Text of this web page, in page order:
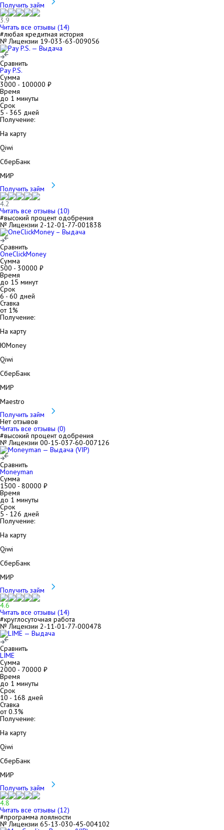
Получить займ
3.9
Читать все отзывы (14)
#любая кредитная история
№ Лицензии 19-033-63-009056
Сравнить
Pay P.S.
Сумма
3000 - 100000 ₽
Время
до 1 минуты
Срок
5- 365 дней
Получение:
На карту
Qiwi
СберБанк
МИР
Получить займ
4.2
Читать все отзывы (10)
#высокий процент одобрения
№ Лицензии 2-12-01-77-001838
Сравнить
OneClickMoney
Сумма
500 - 30000 ₽
Время
до 15 минут
Срок
6- 60 дней
Ставка
от 1%
Получение:
На карту
ЮMoney
Qiwi
СберБанк
МИР
Maestro
Получить займ
Нет отзывов
Читать все отзывы (0)
#высокий процент одобрения
№ Лицензии 00-15-037-60-007126
Сравнить
Moneyman
Сумма
1500 - 80000 ₽
Время
до 1 минуты
Срок
5- 126 дней
Получение:
На карту
Qiwi
СберБанк
МИР
Получить займ
4.6
Читать все отзывы (14)
#круглосуточная работа
№ Лицензии 2-11-01-77-000478
Сравнить
LIME
Сумма
2000 - 70000 ₽
Время
до 1 минуты
Срок
10 - 168 дней
Ставка
от0.3%
Получение:
На карту
Qiwi
СберБанк
МИР
Получить займ
4.8
Читать все отзывы (12)
#программа лоялности
№ Лицензии 65-13-030-45-004102